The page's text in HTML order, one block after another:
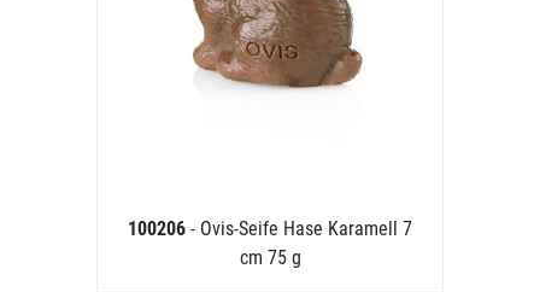
100206 - Ovis-Seife Hase Karamell 7
cm 75 g